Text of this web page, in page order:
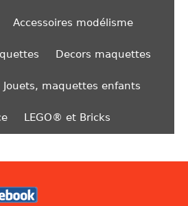
Accessoires modélisme
Decors maquettes
Jouets, maquettes enfants
LEGO® et Bricks